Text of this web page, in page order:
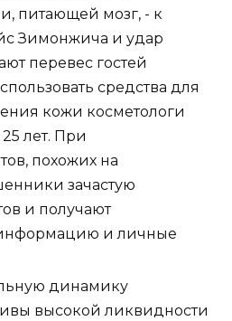
питающей мозг, - к
Зимонжича и удар
перевес гостей
средства для
кожи косметологи
лет. При
похожих на
зачастую
и получают
и личные
динамику
высокой ликвидности